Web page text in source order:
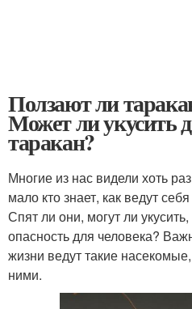
Ползают ли
Может ли укусить
таракан?
Многие из нас видели хоть
мало кто знает, как ведут
Спят ли они, могут ли
опасность для человека?
жизни ведут такие
ними.